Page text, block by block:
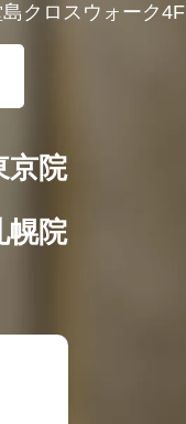
クロスウォーク4F
京院
幌院